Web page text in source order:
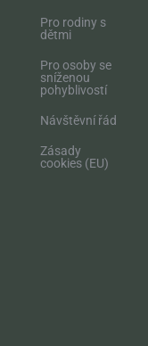
Pro rodiny s
dětmi
Pro osoby se
sníženou
pohyblivostí
Návštěvní řád
Zásady
cookies (EU)